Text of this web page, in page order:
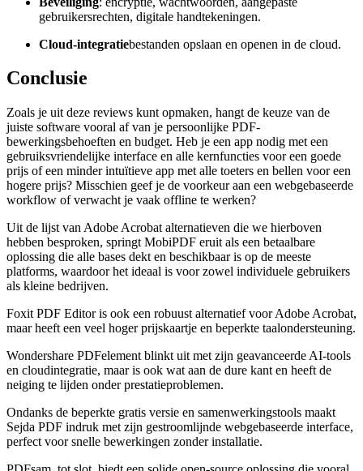
gebruikersrechten, digitale handtekeningen.
Cloud-integratiebestanden opslaan en openen in de cloud.
Conclusie
Zoals je uit deze reviews kunt opmaken, hangt de keuze van de
juiste software vooral af van je persoonlijke PDF-
bewerkingsbehoeften en budget. Heb je een app nodig met een
gebruiksvriendelijke interface en alle kernfuncties voor een goede
prijs of een minder intuïtieve app met alle toeters en bellen voor een
hogere prijs? Misschien geef je de voorkeur aan een webgebaseerde
workflow of verwacht je vaak offline te werken?
Uit de lijst van Adobe Acrobat alternatieven die we hierboven
hebben besproken, springt MobiPDF eruit als een betaalbare
oplossing die alle bases dekt en beschikbaar is op de meeste
platforms, waardoor het ideaal is voor zowel individuele gebruikers
als kleine bedrijven.
Foxit PDF Editor is ook een robuust alternatief voor Adobe Acrobat,
maar heeft een veel hoger prijskaartje en beperkte taalondersteuning.
Wondershare PDFelement blinkt uit met zijn geavanceerde AI-tools
en cloudintegratie, maar is ook wat aan de dure kant en heeft de
neiging te lijden onder prestatieproblemen.
Ondanks de beperkte gratis versie en samenwerkingstools maakt
Sejda PDF indruk met zijn gestroomlijnde webgebaseerde interface,
perfect voor snelle bewerkingen zonder installatie.